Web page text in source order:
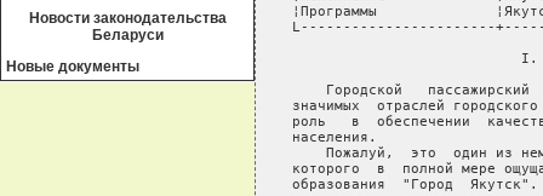
Новости законодательства
Беларуси
Новые документы